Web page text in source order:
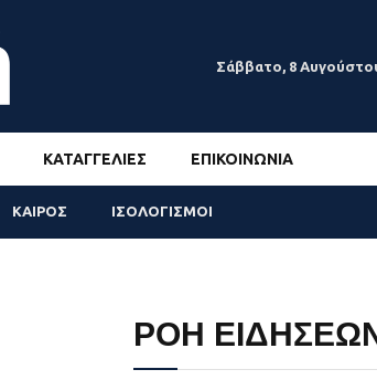
Σάββατο, 8 Αυγούστου
ΚΑΤΑΓΓΕΛΊΕΣ ΕΠΙΚΟΙΝΩΝΊΑ
ΚΑΙΡΟΣ ΙΣΟΛΟΓΙΣΜΟΙ
ΡΟΗ